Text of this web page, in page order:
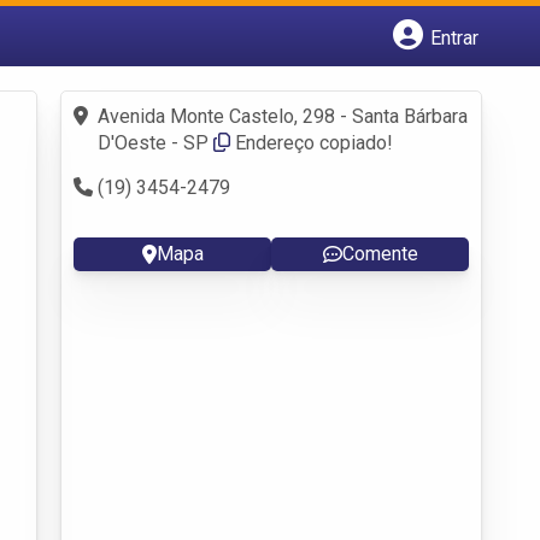
Entrar
Fazer login
Criar conta
Avenida Monte Castelo, 298 - Santa Bárbara
D'Oeste - SP
Endereço copiado!
(19) 3454-2479
Mapa Comente